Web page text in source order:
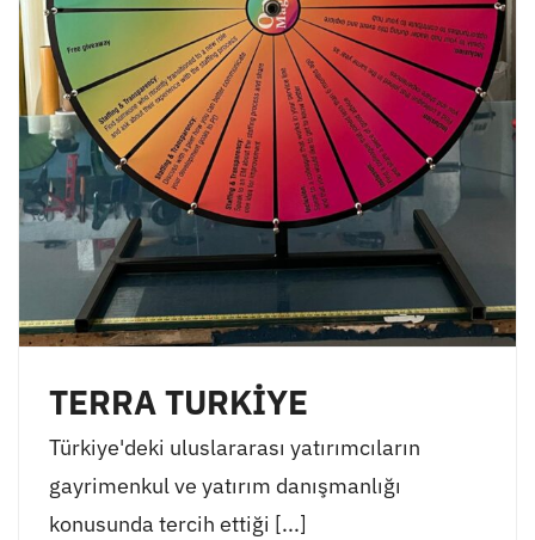
TERRA TURKİYE
Türkiye'deki uluslararası yatırımcıların
gayrimenkul ve yatırım danışmanlığı
konusunda tercih ettiği [...]